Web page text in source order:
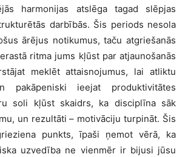
harmonijas atslēga tagad slēpjas
darbībās. Šis periods nesola
ārējus notikumus, taču atgriešanās
ritma jums kļūst par atjaunošanās
meklēt attaisnojumus, lai atliktu
pakāpeniski ieejat produktivitātes
soli kļūst skaidrs, ka disciplīna sāk
un rezultāti – motivāciju turpināt. Šis
punkts, īpaši ņemot vērā, ka
uzvedība ne vienmēr ir bijusi jūsu